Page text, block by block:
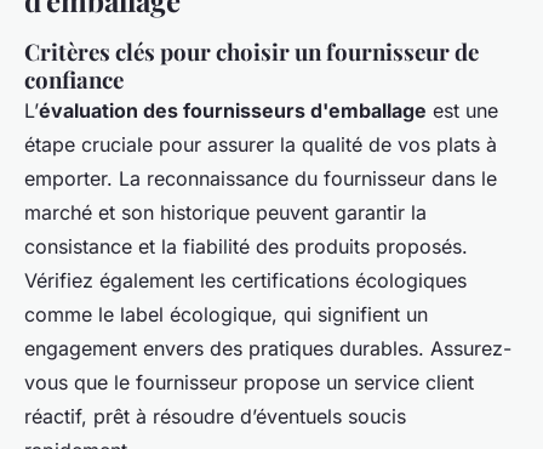
Critères clés pour choisir un fournisseur de
confiance
L’évaluation des fournisseurs d'emballage est une
étape cruciale pour assurer la qualité de vos plats à
emporter. La reconnaissance du fournisseur dans le
marché et son historique peuvent garantir la
consistance et la fiabilité des produits proposés.
Vérifiez également les certifications écologiques
comme le label écologique, qui signifient un
engagement envers des pratiques durables. Assurez-
vous que le fournisseur propose un service client
réactif, prêt à résoudre d’éventuels soucis